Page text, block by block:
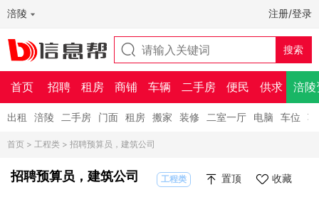
涪陵 注册/登录
首页 招聘 租房 商铺 车辆 二手房 便民 供求 涪陵
出租 涪陵 二手房 门面 租房 搬家 装修 二室一厅 电脑 车位
首页 > 工程类 > 招聘预算员，建筑公司
招聘预算员，建筑公司 工程类 置顶 收藏